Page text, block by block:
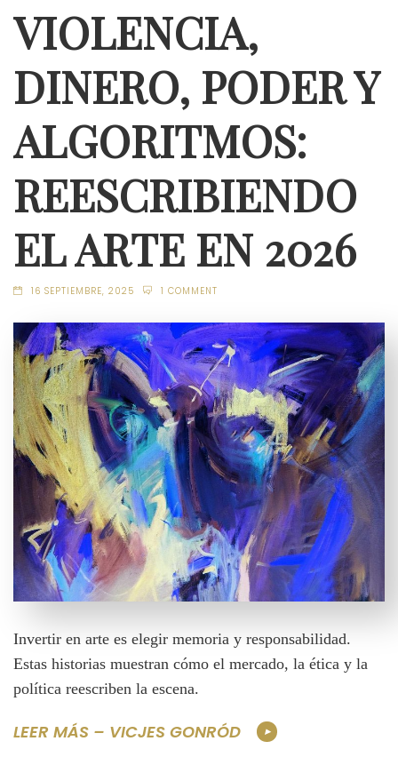
VIOLENCIA,
DINERO, PODER Y
ALGORITMOS:
REESCRIBIENDO
EL ARTE EN 2026
16 SEPTIEMBRE, 2025 1 COMMENT
Invertir en arte es elegir memoria y responsabilidad.
Estas historias muestran cómo el mercado, la ética y la
política reescriben la escena.
LEER MÁS – VICJES GONRÓD